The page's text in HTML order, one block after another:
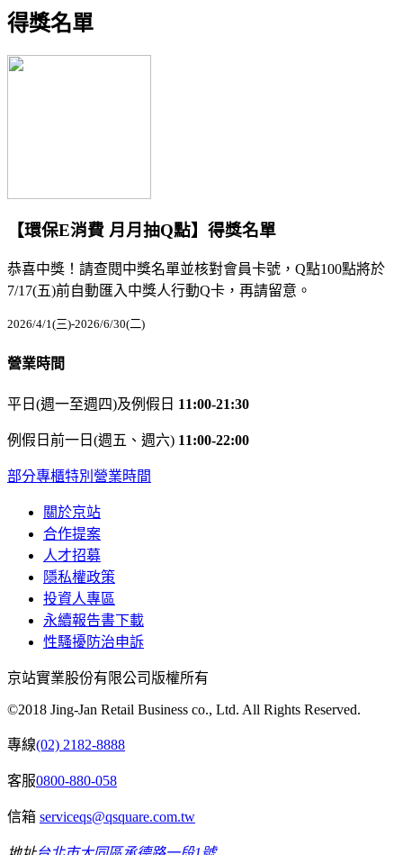
得獎名單
【環保E消費 月月抽Q點】得獎名單
恭喜中獎！請查閱中獎名單並核對會員卡號，Q點100點將於
7/17(五)前自動匯入中獎人行動Q卡，再請留意。
2026/4/1(三)-2026/6/30(二)
營業時間
平日(週一至週四)及例假日 11:00-21:30
例假日前一日(週五、週六) 11:00-22:00
部分專櫃特別營業時間
關於京站
合作提案
人才招募
隱私權政策
投資人專區
永續報告書下載
性騷擾防治申訴
京站實業股份有限公司版權所有
©2018 Jing-Jan Retail Business co., Ltd. All Rights Reserved.
專線(02) 2182-8888
客服0800-880-058
信箱 serviceqs@qsquare.com.tw